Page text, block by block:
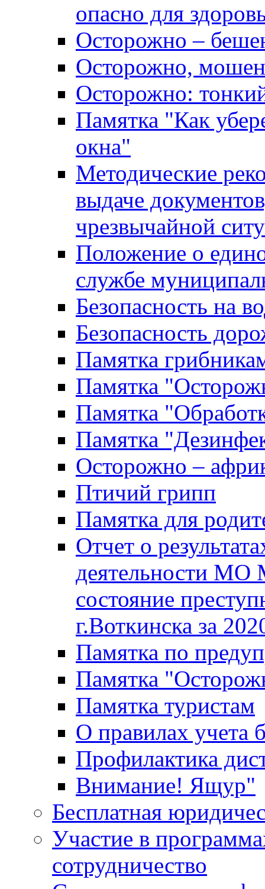
опасно для
Осторожно –
Осторожно,
Осторожно:
Памятка "Как
окна"
Методические
выдаче
чрезвычайной
Положение о
службе
Безопасность на
Безопасность
Памятка
Памятка
Памятка
Памятка
Осторожно –
Птичий грипп
Памятка для
Отчет о
деятельности МО
состояние
г.Воткинска за
Памятка по
Памятка
Памятка туристам
О правилах учета
Профилактика
Внимание! Ящур"
Бесплатная
Участие в
сотрудничество